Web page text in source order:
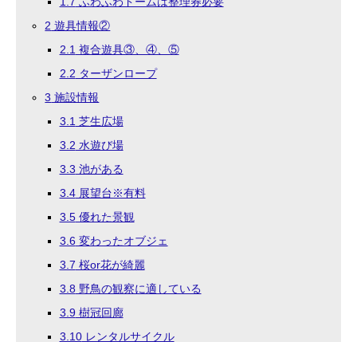
2 遊具情報②
2.1 複合遊具③、④、⑤
2.2 ターザンロープ
3 施設情報
3.1 芝生広場
3.2 水遊び場
3.3 池がある
3.4展望台※有料
3.5優れた景観
3.6 変わったオブジェ
3.7 桜or花が綺麗
3.8 野鳥の観察に適している
3.9樹冠回廊
3.10レンタルサイクル